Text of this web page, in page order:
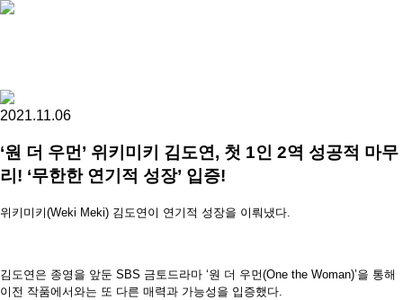
2021.11.06
‘원 더 우먼’ 위키미키 김도연, 첫 1인 2역 성공적 마무
리! ‘무한한 연기적 성장’ 입증!
위키미키(Weki Meki) 김도연이 연기적 성장을 이뤄냈다.
김도연은 종영을 앞둔 SBS 금토드라마 ‘원 더 우먼(One the Woman)’을 통해
이전 작품에서와는 또 다른 매력과 가능성을 입증했다.